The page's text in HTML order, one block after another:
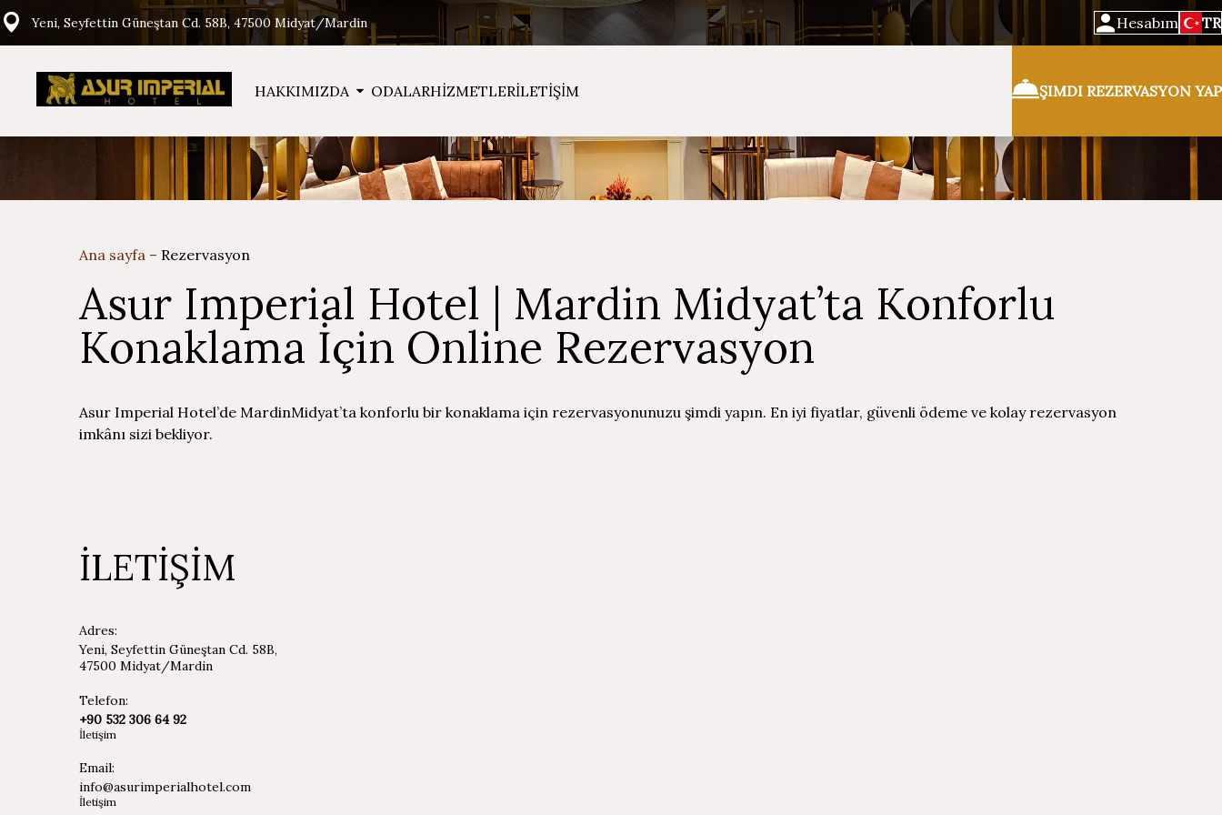
Yeni, Seyfettin Güneştan Cd. 58B, 47500 Midyat/Mardin Hesabım TR
HAKKIMIZDA ODALARHİZMETLERİLETİŞİM ŞIMDI REZERVASYON YAP
Ana sayfa – Rezervasyon
Asur Imperial Hotel | Mardin Midyat’ta Konforlu
Konaklama İçin Online Rezervasyon
Asur Imperial Hotel’de MardinMidyat’ta konforlu bir konaklama için rezervasyonunuzu şimdi yapın. En iyi fiyatlar, güvenli ödeme ve kolay rezervasyon
imkânı sizi bekliyor.
İLETİŞİM
Adres:
Yeni, Seyfettin Güneştan Cd. 58B,
47500 Midyat/Mardin
Telefon:
+90 532 306 64 92
İletişim
Email:
info@asurimperialhotel.com
İletişim